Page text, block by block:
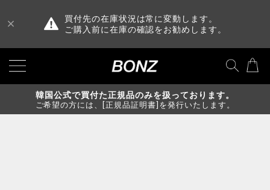
買付先の在庫状況は常に変動します。
ご購入前に在庫の確認をお勧めします。
韓国公式で買付た正規品のみを扱っております。
ご希望の方には、[正規品証明書]を発行いたします。